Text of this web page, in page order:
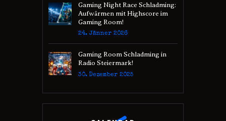
Gaming Night Race Schladming:
Aufwärmen mit Highscore im
Gaming Room!
24. Jänner 2026
Gaming Room Schladming in
Radio Steiermark!
30. Dezember 2025